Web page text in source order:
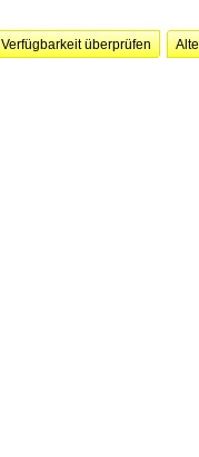
Verfügbarkeit überprüfen